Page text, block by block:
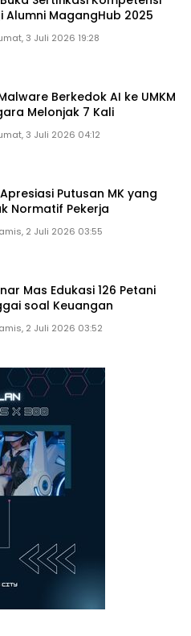
Alumni MagangHub 2025
3 Juli 2026 19:28
Berkedok AI ke UMKM
Melonjak 7 Kali
3 Juli 2026 04:12
Putusan MK yang
Normatif Pekerja
2 Juli 2026 03:55
Mas Edukasi 126 Petani
soal Keuangan
2 Juli 2026 03:52